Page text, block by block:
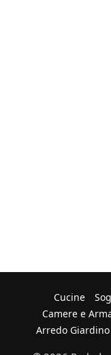
Cucine
Camere e
Arredo Giardino